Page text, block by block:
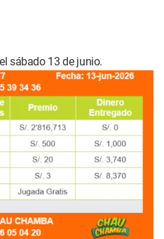
sábado 13 de junio.